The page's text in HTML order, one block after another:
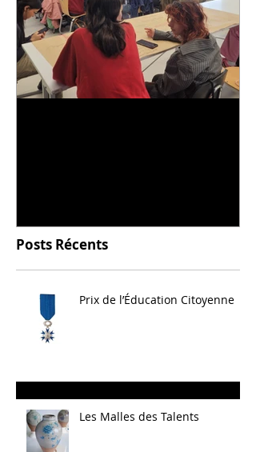
Posts Récents
Prix de l’Éducation Citoyenne
Les Malles des Talents